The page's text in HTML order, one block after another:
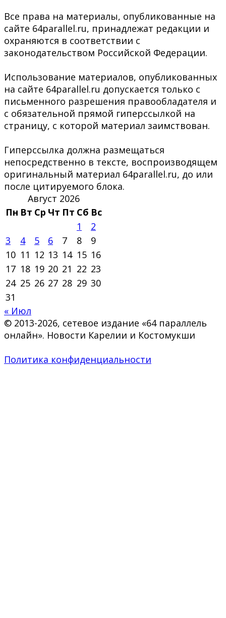
Все права на материалы, опубликованные на
сайте 64parallel.ru, принадлежат редакции и
охраняются в соответствии с
законодательством Российской Федерации.
Использование материалов, опубликованных
на сайте 64parallel.ru допускается только с
письменного разрешения правообладателя и
с обязательной прямой гиперссылкой на
страницу, с которой материал заимствован.
Гиперссылка должна размещаться
непосредственно в тексте, воспроизводящем
оригинальный материал 64parallel.ru, до или
после цитируемого блока.
Август 2026
Пн Вт Ср Чт Пт Сб Вс
1
2
3
4 5 6 7 8
9
10 11 12 13 14 15 16
17 18 19 20 21 22 23
24 25 26 27 28 29 30
31
« Июл
© 2013-2026, сетевое издание «64 параллель
онлайн». Новости Карелии и Костомукши
Политика конфиденциальности